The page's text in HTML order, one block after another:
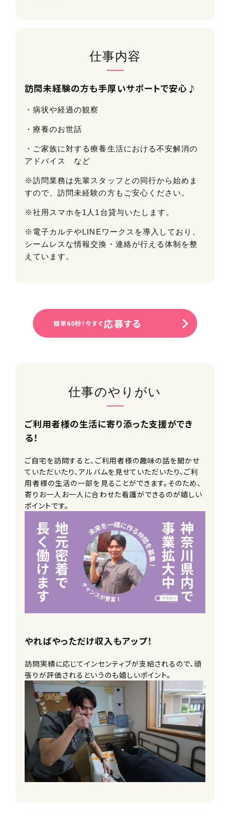
仕事内容
訪問未経験の方も手厚いサポートで安心♪
・病状や経過の観察
・療養のお世話
・ご家族に対する療養生活における不安解消の
アドバイス など
※訪問業務は先輩スタッフとの同行から始めま
すので、訪問未経験の方もご安心ください。
※社用スマホを1人1台貸与いたします。
※電子カルテやLINEワークスを導入しており、
シームレスな情報交換・連絡が行える体制を整
えています。
簡単60秒！今すぐ応募する
仕事のやりがい
ご利用者様の生活に寄り添った支援ができ
る！
ご自宅を訪問すると、ご利用者様の趣味の話を聞かせ
ていただいたり、アルバムを見せていただいたり、ご利
用者様の生活の一部を見ることができます。そのため、
寄りお一人お一人に合わせた看護ができるのが嬉しい
ポイントです。
やればやっただけ収入もアップ！
訪問実績に応じてインセンティブが支給されるので、頑
張りが評価されるというのも嬉しいポイント。